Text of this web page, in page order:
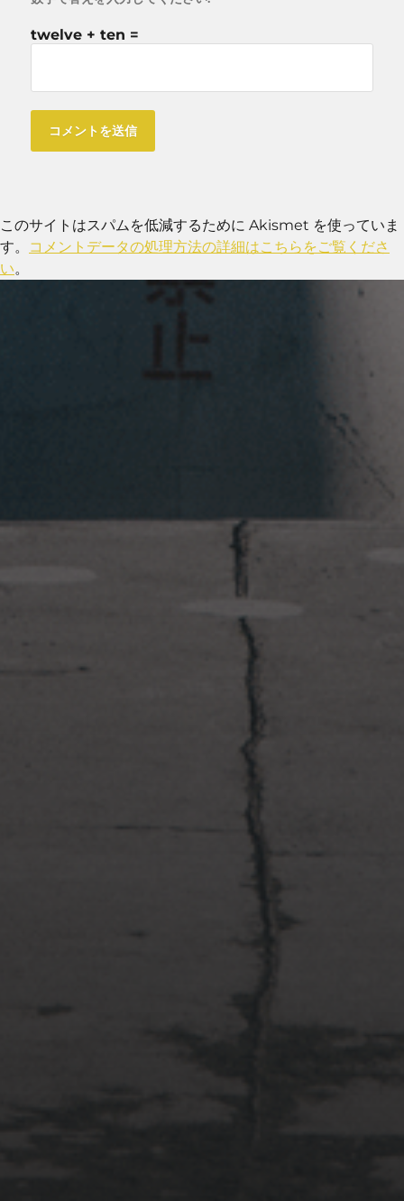
twelve + ten =
このサイトはスパムを低減するために Akismet を使っていま
す。
コメントデータの処理方法の詳細はこちらをご覧くださ
い。
岩国周辺遠征~ふぐパーティナ